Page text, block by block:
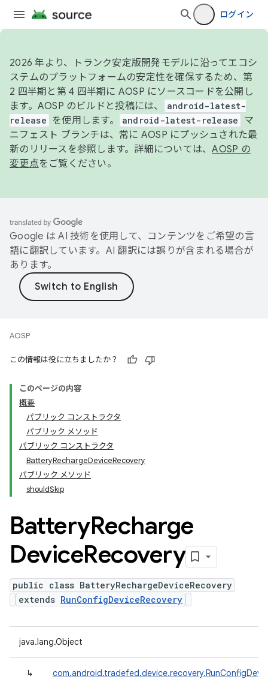
ログイン
2026 年より、トランク安定版開発モデルに沿ってエコシ
ステムのプラットフォームの安定性を確保するため、第
2 四半期と第 4 四半期に AOSP にソースコードを公開し
ます。AOSP のビルドと投稿には、
android-latest-
release
を使用します。 android-latest-release
マ
ニフェスト ブランチは、常に AOSP にプッシュされた最
新のリリースを参照します。詳細については、AOSP の
変更点をご覧ください。
Google は AI 技術を使用して、コンテンツをご希望の言
語に翻訳しています。AI 翻訳には誤りが含まれる場合が
あります。
AOSP
この情報は役に立ちましたか？
このページの内容
概要
パブリック コンストラクタ
パブリック メソッド
パブリック コンストラクタ
BatteryRechargeDeviceRecovery
パブリック メソッド
shouldSkip
BatteryRecharge
DeviceRecovery
public class BatteryRechargeDeviceRecovery
extends RunConfigDeviceRecovery
java.lang.Object
↳